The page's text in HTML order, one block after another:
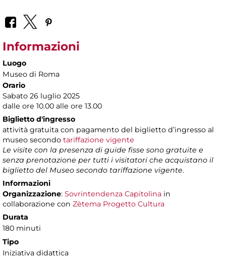
Informazioni
Luogo
Museo di Roma
Orario
Sabato 26 luglio 2025
dalle ore 10.00 alle ore 13.00
Biglietto d'ingresso
attività gratuita con pagamento del biglietto d’ingresso al
museo secondo tariffazione vigente
Le visite con la presenza di guide fisse sono gratuite e
senza prenotazione per tutti i visitatori che acquistano il
biglietto del Museo secondo tariffazione vigente.
Informazioni
Organizzazione: Sovrintendenza Capitolina in
collaborazione con Zètema Progetto Cultura
Durata
180 minuti
Tipo
Iniziativa didattica